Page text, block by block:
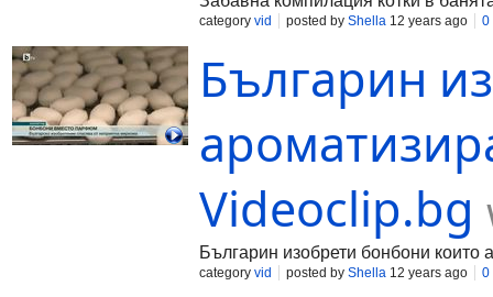
category vid posted by Shella 12 years ago 0
Българин
Videoclip.bg
Българин изобрети бонбони
category vid posted by Shella 12 years ago 0